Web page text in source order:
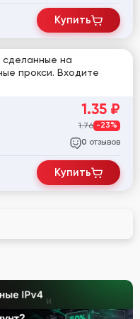
Купить
на
прокси. Входите
1.35 ₽
1.76 -23%
0 отзывов
Купить